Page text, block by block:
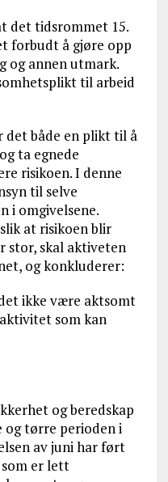
det tidsrommet 15.
forbudt å gjøre opp
og annen utmark.
til arbeid
det både en plikt til å
ta egnede
risikoen. I denne
til selve
i omgivelsene.
at risikoen blir
stor, skal aktiveten
og konkluderer:
ikke være aktsomt
som kan
og beredskap
og tørre perioden i
av juni har ført
er lett